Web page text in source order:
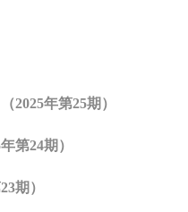
2025年第25期）
第24期）
期）